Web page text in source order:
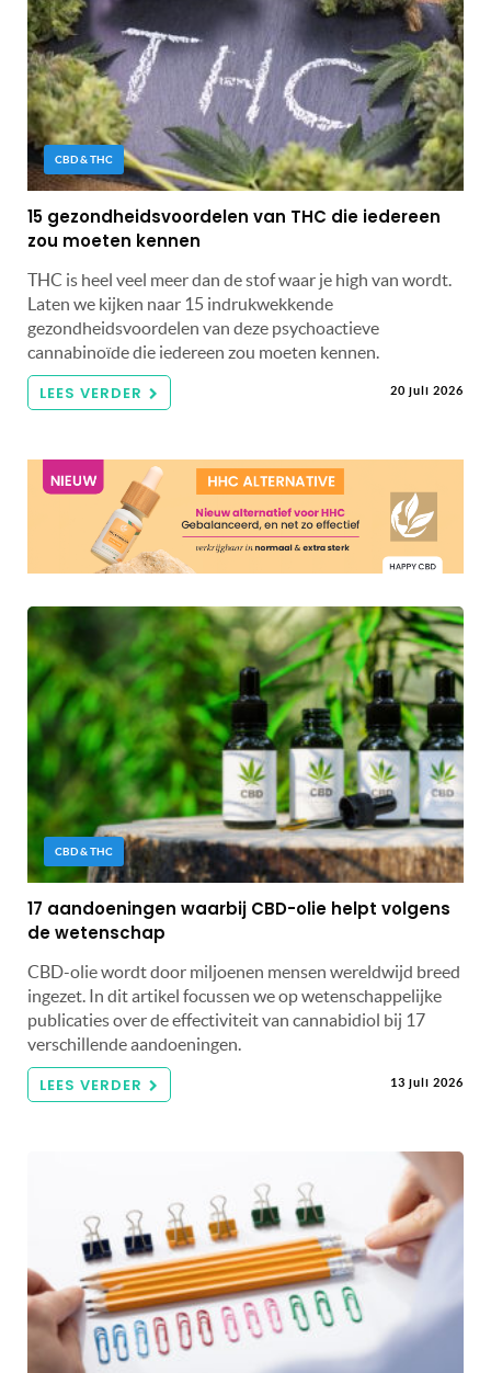
CBD & THC
15 gezondheidsvoordelen van THC die iedereen
zou moeten kennen
THC is heel veel meer dan de stof waar je high van wordt.
Laten we kijken naar 15 indrukwekkende
gezondheidsvoordelen van deze psychoactieve
cannabinoïde die iedereen zou moeten kennen.
LEES VERDER 20 juli 2026
CBD & THC
17 aandoeningen waarbij CBD-olie helpt volgens
de wetenschap
CBD-olie wordt door miljoenen mensen wereldwijd breed
ingezet. In dit artikel focussen we op wetenschappelijke
publicaties over de effectiviteit van cannabidiol bij 17
verschillende aandoeningen.
LEES VERDER 13 juli 2026